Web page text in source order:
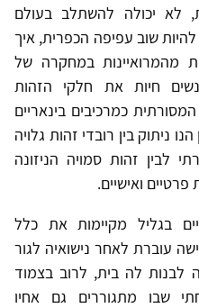
לא יכולה להשתלב בעולם
שוב עפיפה הכפרית, איך
מהמרואיינות במחקרה של
(2010, עמ' 210). הנשים חיות את חלקי הזהות
כמרכיבים בינאריים
ניתוק בין רובדי זהות גלויה
לבין זהות סמויה הניזונה
ואישיים.
בגליל מקיימות את כלל
עוברת לאחר נישואיה לגור
לה בית, לרוב בצמוד
שבו מתגוררים גם אחיו